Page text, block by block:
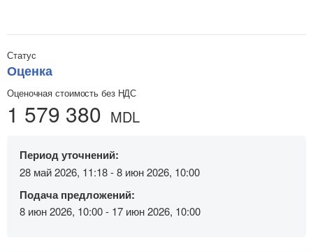
Статус
Оценка
Оценочная стоимость без НДС
1 579 380 MDL
Период уточнений:
28 май 2026, 11:18 - 8 июн 2026, 10:00
Подача предложений:
8 июн 2026, 10:00 - 17 июн 2026, 10:00